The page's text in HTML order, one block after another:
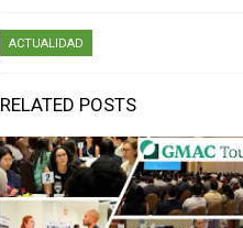
ACTUALIDAD
RELATED POSTS